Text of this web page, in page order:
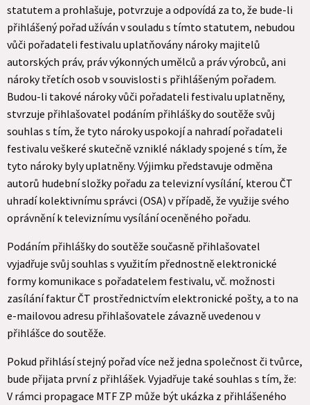
statutem a prohlašuje, potvrzuje a odpovídá za to, že bude-li
přihlášený pořad užíván v souladu s tímto statutem, nebudou
vůči pořadateli festivalu uplatňovány nároky majitelů
autorských práv, práv výkonných umělců a práv výrobců, ani
nároky třetích osob v souvislosti s přihlášeným pořadem.
Budou-li takové nároky vůči pořadateli festivalu uplatněny,
stvrzuje přihlašovatel podáním přihlášky do soutěže svůj
souhlas s tím, že tyto nároky uspokojí a nahradí pořadateli
festivalu veškeré skutečně vzniklé náklady spojené s tím, že
tyto nároky byly uplatněny. Výjimku představuje odměna
autorů hudební složky pořadu za televizní vysílání, kterou ČT
uhradí kolektivnímu správci (OSA) v případě, že využije svého
oprávnění k televiznímu vysílání oceněného pořadu.
Podáním přihlášky do soutěže současně přihlašovatel
vyjadřuje svůj souhlas s využitím přednostně elektronické
formy komunikace s pořadatelem festivalu, vč. možnosti
zasílání faktur ČT prostřednictvím elektronické pošty, a to na
e-mailovou adresu přihlašovatele závazně uvedenou v
přihlášce do soutěže.
Pokud přihlásí stejný pořad více než jedna společnost či tvůrce,
bude přijata první z přihlášek. Vyjadřuje také souhlas s tím, že:
V rámci propagace MTF ZP může být ukázka z přihlášeného